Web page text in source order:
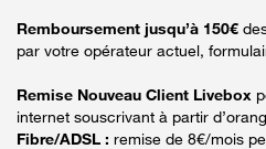
Remboursement jusqu’à 150€
par votre opérateur actuel,
Remise Nouveau Client Livebox
internet souscrivant à partir
Fibre/ADSL : remise de 8€/mois